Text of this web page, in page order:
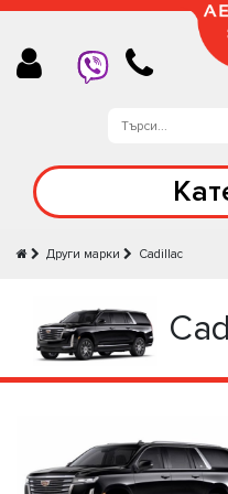
Други марки Cadillac